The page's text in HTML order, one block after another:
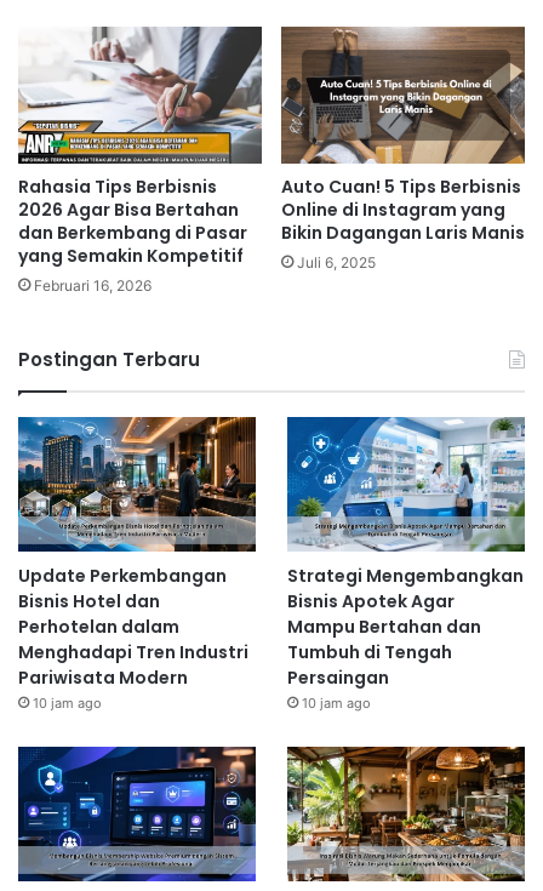
Rahasia Tips Berbisnis
2026 Agar Bisa Bertahan
dan Berkembang di Pasar
yang Semakin Kompetitif
Februari 16, 2026
Auto Cuan! 5 Tips Berbisnis
Online di Instagram yang
Bikin Dagangan Laris Manis
Juli 6, 2025
Postingan Terbaru
Update Perkembangan
Bisnis Hotel dan
Perhotelan dalam
Menghadapi Tren Industri
Pariwisata Modern
10 jam ago
Strategi Mengembangkan
Bisnis Apotek Agar
Mampu Bertahan dan
Tumbuh di Tengah
Persaingan
10 jam ago